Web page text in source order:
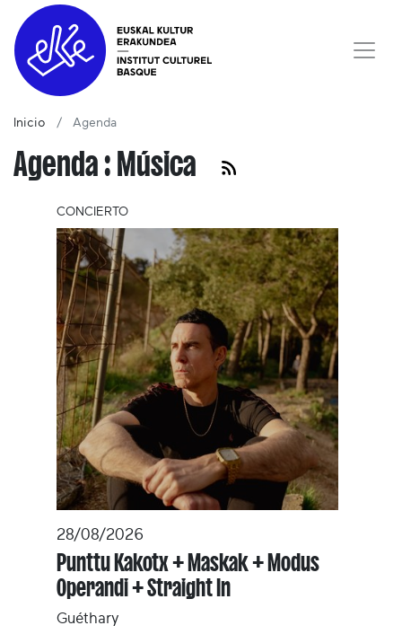
Inicio Agenda
Agenda : Música
CONCIERTO
28/08/2026
Punttu Kakotx + Maskak + Modus
Operandi + Straight In
Guéthary